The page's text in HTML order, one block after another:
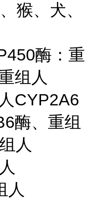
猴、犬、
酶：重
组人
CYP2A6
酶、重组
人
人